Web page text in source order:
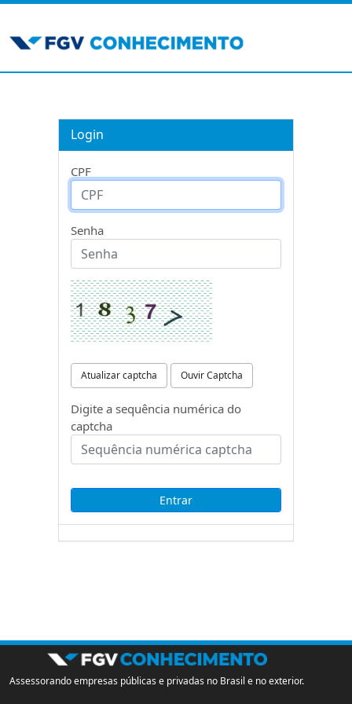
Login
CPF
Senha
Atualizar captcha Ouvir Captcha
Digite a sequência numérica do
captcha
Assessorando empresas públicas e privadas no Brasil e no exterior.